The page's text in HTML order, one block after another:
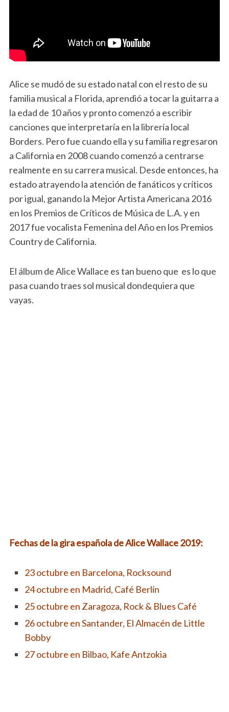
Alice se mudó de su estado natal con el resto de su
familia musical a Florida, aprendió a tocar la guitarra a
la edad de 10 años y pronto comenzó a escribir
canciones que interpretaría en la librería local
Borders. Pero fue cuando ella y su familia regresaron
a California en 2008 cuando comenzó a centrarse
realmente en su carrera musical. Desde entonces, ha
estado atrayendo la atención de fanáticos y críticos
por igual, ganando la Mejor Artista Americana 2016
en los Premios de Críticos de Música de L.A. y en
2017 fue vocalista Femenina del Año en los Premios
Country de California.
El álbum de Alice Wallace es tan bueno que es lo que
pasa cuando traes sol musical dondequiera que
vayas.
Fechas de la gira española de Alice Wallace 2019:
23 octubre en Barcelona, Rocksound
24 octubre en Madrid, Café Berlín
25 octubre en Zaragoza, Rock & Blues Café
26 octubre en Santander, El Almacén de Little
Bobby
27 octubre en Bilbao, Kafe Antzokia